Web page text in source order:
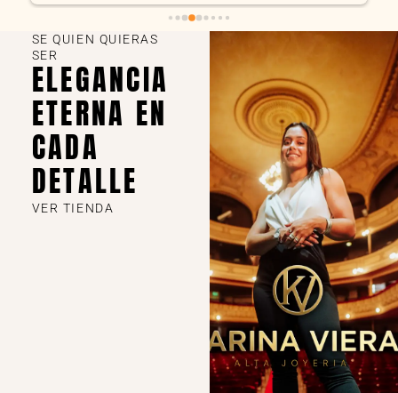
SE QUIEN QUIERAS
SER
ELEGANCIA
ETERNA EN
CADA
DETALLE
VER TIENDA